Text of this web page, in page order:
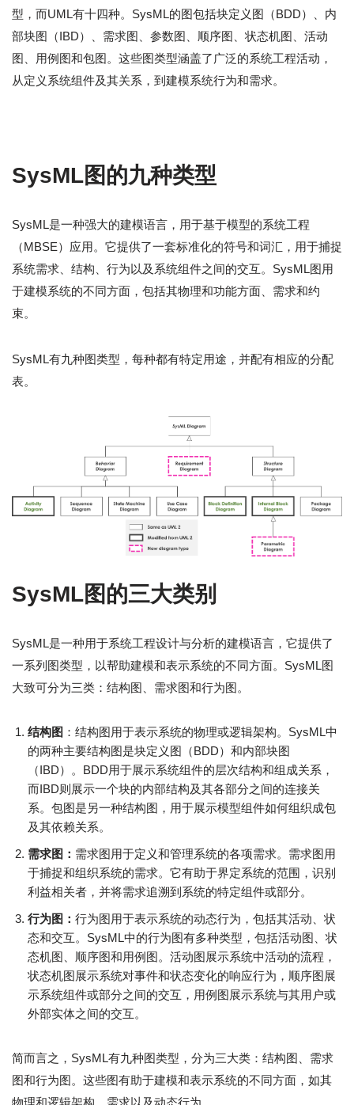
型，而UML有十四种。SysML的图包括块定义图（BDD）、内
部块图（IBD）、需求图、参数图、顺序图、状态机图、活动
图、用例图和包图。这些图类型涵盖了广泛的系统工程活动，
从定义系统组件及其关系，到建模系统行为和需求。
SysML图的九种类型
SysML是一种强大的建模语言，用于基于模型的系统工程
（MBSE）应用。它提供了一套标准化的符号和词汇，用于捕捉
系统需求、结构、行为以及系统组件之间的交互。SysML图用
于建模系统的不同方面，包括其物理和功能方面、需求和约
束。
SysML有九种图类型，每种都有特定用途，并配有相应的分配
表。
SysML图的三大类别
SysML是一种用于系统工程设计与分析的建模语言，它提供了
一系列图类型，以帮助建模和表示系统的不同方面。SysML图
大致可分为三类：结构图、需求图和行为图。
结构图 ：结构图用于表示系统的物理或逻辑架构。SysML中
的两种主要结构图是块定义图（BDD）和内部块图
（IBD）。BDD用于展示系统组件的层次结构和组成关系，
而IBD则展示一个块的内部结构及其各部分之间的连接关
系。包图是另一种结构图，用于展示模型组件如何组织成包
及其依赖关系。
需求图： 需求图用于定义和管理系统的各项需求。需求图用
于捕捉和组织系统的需求。它有助于界定系统的范围，识别
利益相关者，并将需求追溯到系统的特定组件或部分。
行为图： 行为图用于表示系统的动态行为，包括其活动、状
态和交互。SysML中的行为图有多种类型，包括活动图、状
态机图、顺序图和用例图。活动图展示系统中活动的流程，
状态机图展示系统对事件和状态变化的响应行为，顺序图展
示系统组件或部分之间的交互，用例图展示系统与其用户或
外部实体之间的交互。
简而言之，SysML有九种图类型，分为三大类：结构图、需求
图和行为图。这些图有助于建模和表示系统的不同方面，如其